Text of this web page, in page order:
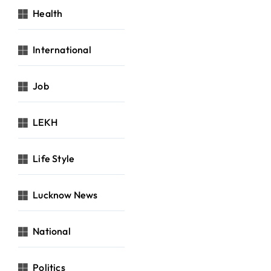
Health
International
Job
LEKH
Life Style
Lucknow News
National
Politics